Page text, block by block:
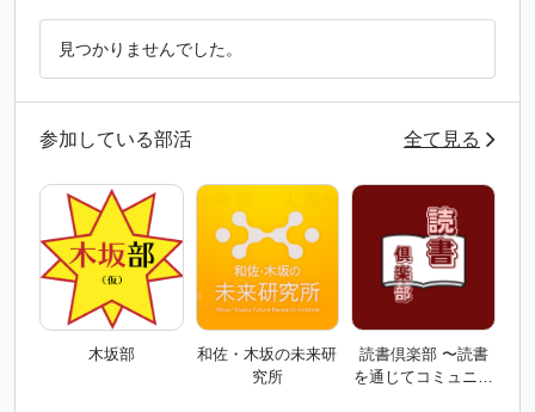
見つかりませんでした。
参加している部活 全て見る
木坂部
和佐・木坂の未来研
究所
読書倶楽部 〜読書
を通じてコミュニケ